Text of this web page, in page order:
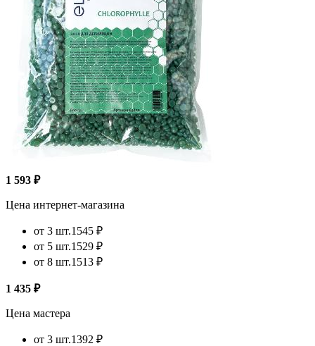
1 593 ₽
Цена интернет-магазина
от 3 шт.1545 ₽
от 5 шт.1529 ₽
от 8 шт.1513 ₽
1 435 ₽
Цена мастера
от 3 шт.1392 ₽